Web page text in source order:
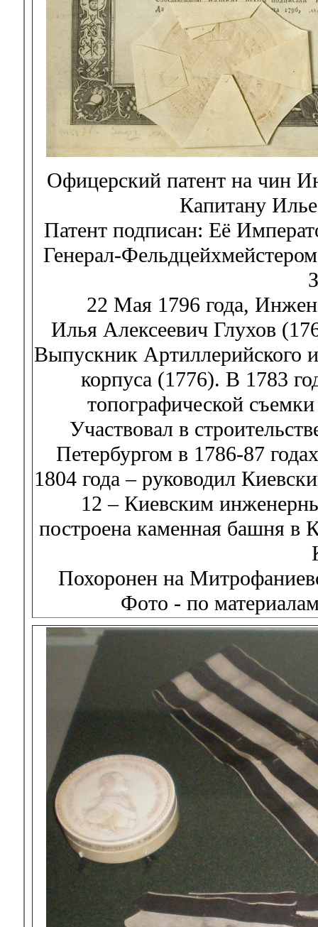
Офицерский патент на чин
Капитану
Патент подписан: Её
Генерал-
22 Мая 1796 года,
Илья Алексеевич Глухов
Выпускник Артиллерийского
корпуса (1776). В 1783
топографической
Участвовал в
Петербургом в 1786-87
1804 года – руководил
12 – Киевским
построена каменная башня в
Похоронен на
Фото - по